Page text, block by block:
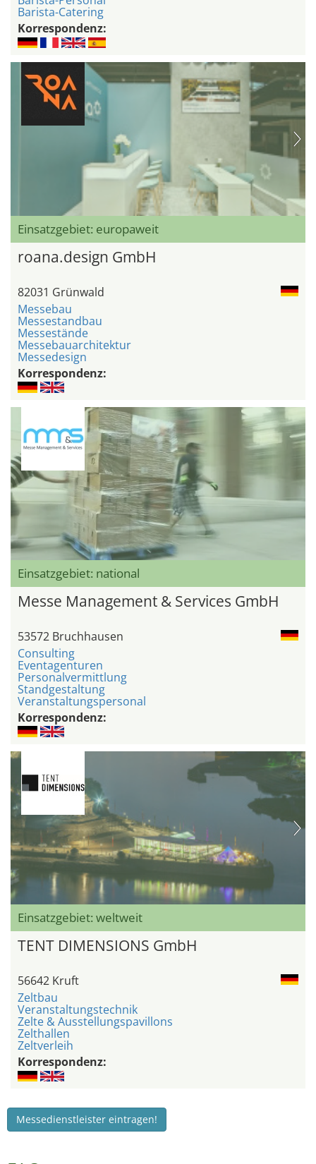
Barista-Catering
Korrespondenz:
Einsatzgebiet: europaweit
roana.design GmbH
82031 Grünwald
Messebau
Messestandbau
Messestände
Messebauarchitektur
Messedesign
Korrespondenz:
Einsatzgebiet: national
Messe Management & Services GmbH
53572 Bruchhausen
Consulting
Eventagenturen
Personalvermittlung
Standgestaltung
Veranstaltungspersonal
Korrespondenz:
Einsatzgebiet: weltweit
TENT DIMENSIONS GmbH
56642 Kruft
Zeltbau
Veranstaltungstechnik
Zelte & Ausstellungspavillons
Zelthallen
Zeltverleih
Korrespondenz:
Messedienstleister eintragen!